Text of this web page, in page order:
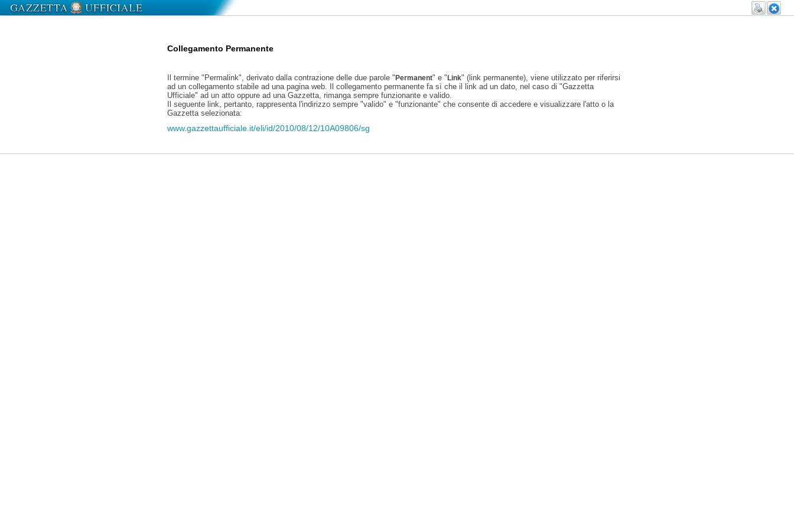
Collegamento Permanente
Il termine "Permalink", derivato dalla contrazione delle due parole "Permanent" e "Link" (link permanente), viene utilizzato per riferirsi
ad un collegamento stabile ad una pagina web. Il collegamento permanente fa sì che il link ad un dato, nel caso di "Gazzetta
Ufficiale" ad un atto oppure ad una Gazzetta, rimanga sempre funzionante e valido.
Il seguente link, pertanto, rappresenta l'indirizzo sempre "valido" e "funzionante" che consente di accedere e visualizzare l'atto o la
Gazzetta selezionata:
www.gazzettaufficiale.it/eli/id/2010/08/12/10A09806/sg